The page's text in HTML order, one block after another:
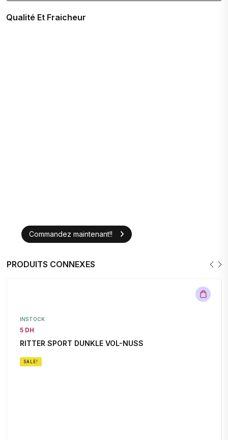
Qualité Et Fraicheur
Commandez maintenant!!
PRODUITS CONNEXES
INSTOCK
5 DH
RITTER SPORT DUNKLE VOL-NUSS
SALE!